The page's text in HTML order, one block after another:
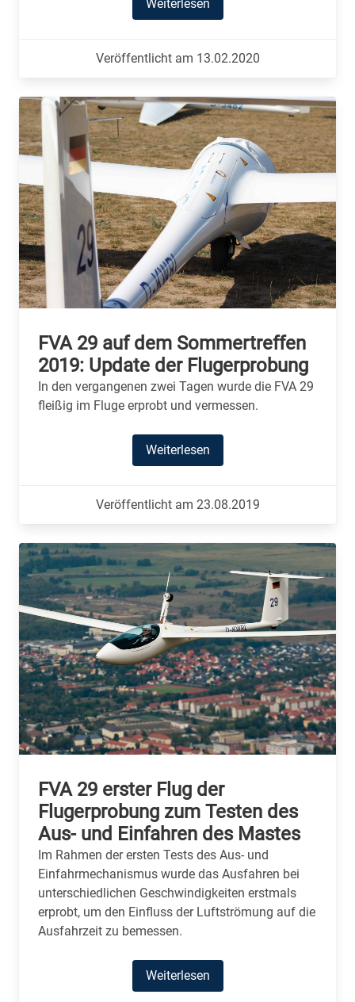
Weiterlesen
Veröffentlicht am 13.02.2020
FVA 29 auf dem Sommertreffen
2019: Update der Flugerprobung
In den vergangenen zwei Tagen wurde die FVA 29
fleißig im Fluge erprobt und vermessen.
Weiterlesen
Veröffentlicht am 23.08.2019
FVA 29 erster Flug der
Flugerprobung zum Testen des
Aus- und Einfahren des Mastes
Im Rahmen der ersten Tests des Aus- und
Einfahrmechanismus wurde das Ausfahren bei
unterschiedlichen Geschwindigkeiten erstmals
erprobt, um den Einfluss der Luftströmung auf die
Ausfahrzeit zu bemessen.
Weiterlesen